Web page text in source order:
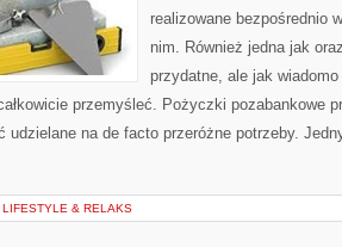
realizowane bezpośrednio
nim. Również jedna jak
przydatne, ale jak
przemyśleć. Pożyczki pozabankowe
udzielane na de facto przeróżne potrzeby.
LIFESTYLE & RELAKS